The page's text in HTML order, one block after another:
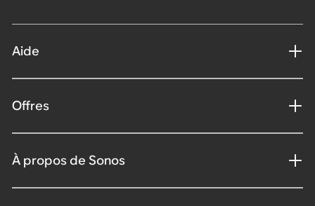
Aide
Offres
À propos de Sonos